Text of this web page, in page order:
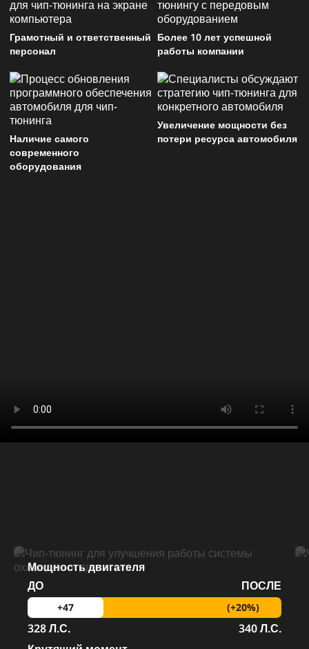
Грамотный и ответственный
персонал
Более 10 лет успешной
работы компании
Наличие самого
современного
оборудования
Увеличение мощности без
потери ресурса автомобиля
Мощность двигателя
ДО
ПОСЛЕ
+47 (+20%)
328 Л.С.
340 Л.С.